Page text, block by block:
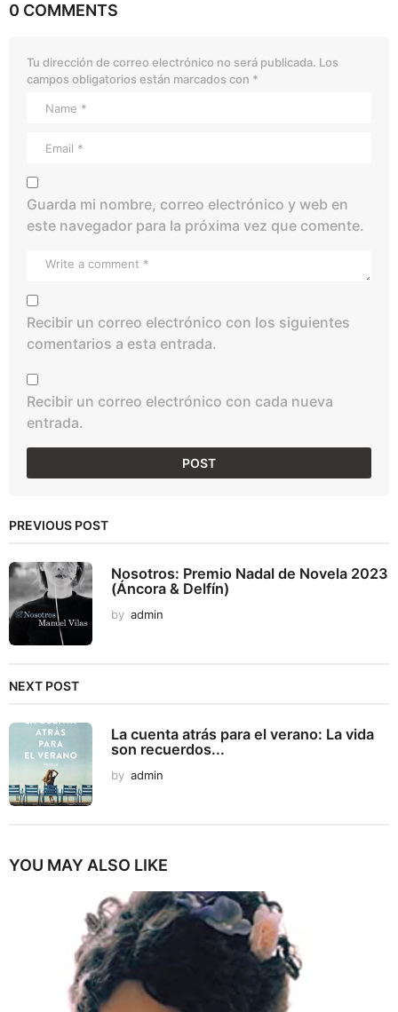
0 COMMENTS
Tu dirección de correo electrónico no será publicada. Los
campos obligatorios están marcados con *
Guarda mi nombre, correo electrónico y web en
este navegador para la próxima vez que comente.
Recibir un correo electrónico con los siguientes
comentarios a esta entrada.
Recibir un correo electrónico con cada nueva
entrada.
PREVIOUS POST
Nosotros: Premio Nadal de Novela 2023
(Áncora & Delfín)
by admin
NEXT POST
La cuenta atrás para el verano: La vida
son recuerdos...
by admin
YOU MAY ALSO LIKE